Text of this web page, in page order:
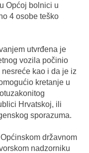
Općoj bolnici u
4 osobe teško
utvrđena je
vozila počinio
kao i da je iz
kretanje u
Hrvatskoj, ili
sporazuma.
državnom
nadzorniku